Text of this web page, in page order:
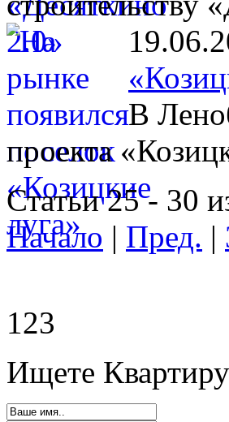
В
проекта
Статьи 25 - 30
Начало | Пред. |
123
Ищете